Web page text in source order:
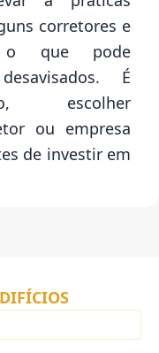
corretores e
o que pode
É
escolher
ou empresa
de investir em